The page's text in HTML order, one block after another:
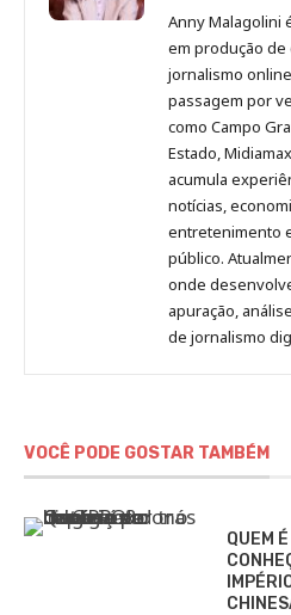
Malagolini
no
Pinterest
no
no
Anny Malagolini
em produção
jornalismo
passagem por
como Campo
Estado,
acumula
notícias,
entretenimento
público.
onde
apuração,
de jornalismo
VOCÊ PODE GOSTAR TAMBÉM
QUEM